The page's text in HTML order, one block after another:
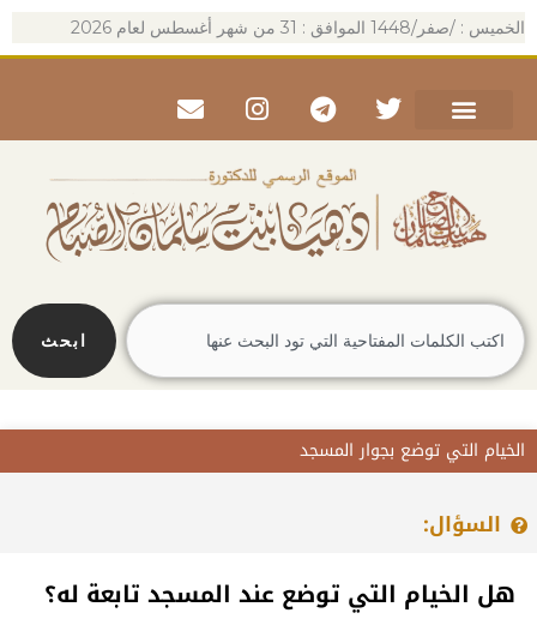
الخميس : /صفر/1448 الموافق : 31 من شهر أغسطس لعام 2026
Twitter
Telegram
Instagram
Envelope
Search
ابحث
الخيام التي توضع بجوار المسجد
السؤال:
هل الخيام التي توضع عند المسجد تابعة له؟